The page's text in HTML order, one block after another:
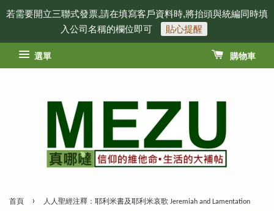
若需要開立三聯式發票,請在填寫客戶資料時,將抬頭與統編同時填
入公司名稱的欄位即可
貼心提醒
選單 購物車
首頁 › 人人聖經注釋：耶利米書及耶利米哀歌 Jeremiah and Lamentation